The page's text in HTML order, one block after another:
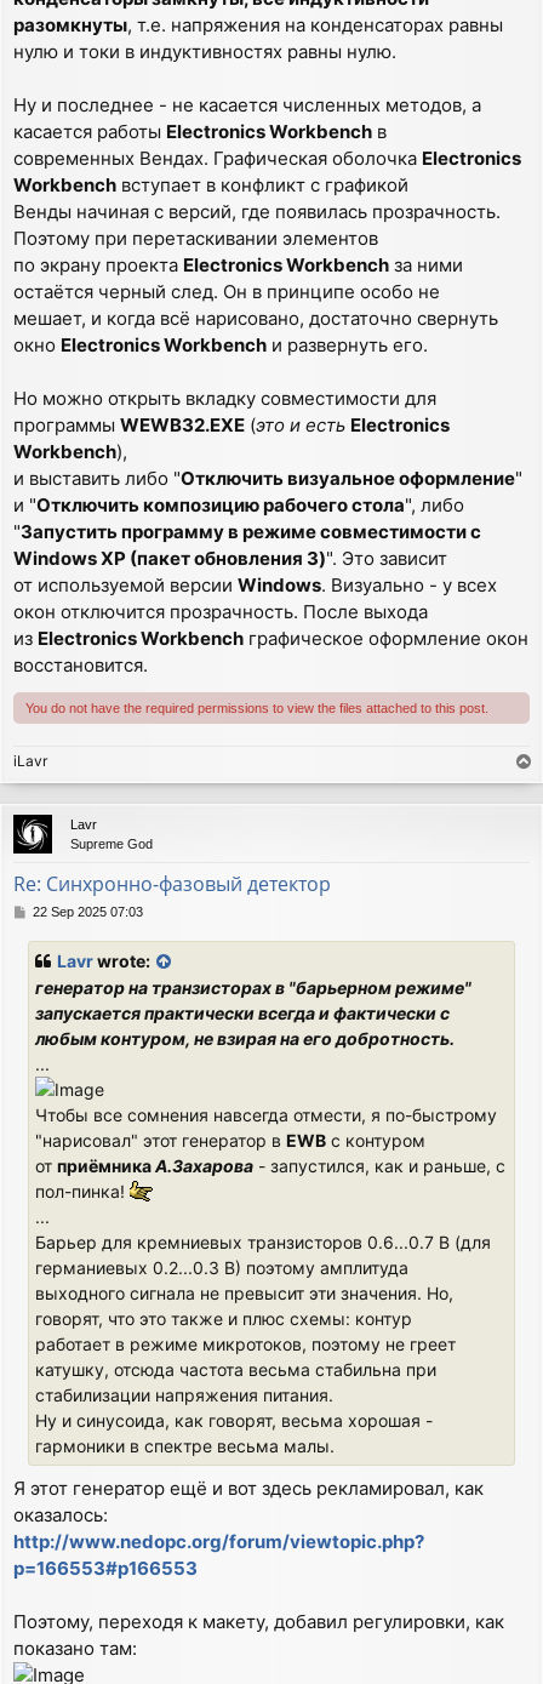
разомкнуты, т.е. напряжения на конденсаторах равны
нулю и токи в индуктивностях равны нулю.
Ну и последнее - не касается численных методов, а
касается работы Electronics Workbench в
современных Вендах. Графическая оболочка Electronics
Workbench вступает в конфликт с графикой
Венды начиная с версий, где появилась прозрачность.
Поэтому при перетаскивании элементов
по экрану проекта Electronics Workbench за ними
остаётся черный след. Он в принципе особо не
мешает, и когда всё нарисовано, достаточно свернуть
окно Electronics Workbench и развернуть его.
Но можно открыть вкладку совместимости для
программы WEWB32.EXE (это и есть Electronics
Workbench),
и выставить либо "Отключить визуальное оформление"
и "Отключить композицию рабочего стола", либо
"Запустить программу в режиме совместимости с
Windows XP (пакет обновления 3)". Это зависит
от используемой версии Windows. Визуально - у всех
окон отключится прозрачность. После выхода
из Electronics Workbench графическое оформление окон
восстановится.
You do not have the required permissions to view the files attached to this post.
iLavr
o
p
Lavr
Supreme God
Re: Синхронно-фазовый детектор
P22 Sep 2025 07:03
Lavrwrote:
генератор на транзисторах в "барьерном режиме"
запускается практически всегда и фактически с
любым контуром, не взирая на его добротность.
...
Чтобы все сомнения навсегда отмести, я по-быстрому
"нарисовал" этот генератор в EWB с контуром
от приёмникаА.Захарова - запустился, как и раньше, с
пол-пинка!
...
Барьер для кремниевых транзисторов 0.6...0.7 В (для
германиевых 0.2...0.3 В) поэтому амплитуда
выходного сигнала не превысит эти значения. Но,
говорят, что это также и плюс схемы: контур
работает в режиме микротоков, поэтому не греет
катушку, отсюда частота весьма стабильна при
стабилизации напряжения питания.
Ну и синусоида, как говорят, весьма хорошая -
гармоники в спектре весьма малы.
Я этот генератор ещё и вот здесь рекламировал, как
оказалось:
http://www.nedopc.org/forum/viewtopic.php?
p=166553#p166553
Поэтому, переходя к макету, добавил регулировки, как
показано там: